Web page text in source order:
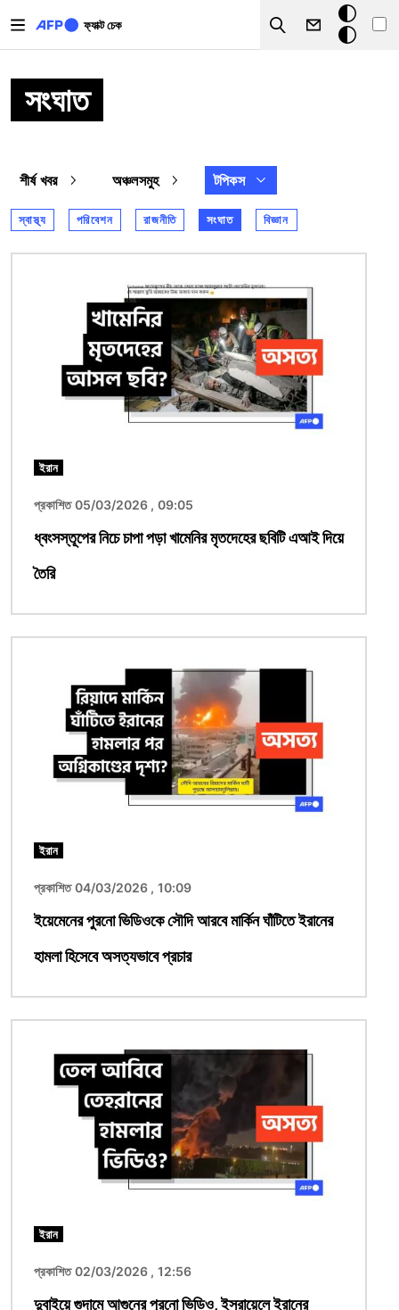
ফ্যাক্ট চেক
Search
ডার্ক
মোড
সংঘাত
শীর্ষ খবর অঞ্চলসমুহ টপিকস
স্বাস্থ্য পরিবেশন রাজনীতি সংঘাত বিজ্ঞান
ইরান
প্রকাশিত 05/03/2026 , 09:05
ধ্বংসস্তূপের নিচে চাপা পড়া খামেনির মৃতদেহের ছবিটি এআই দিয়ে
তৈরি
ইরান
প্রকাশিত 04/03/2026 , 10:09
ইয়েমেনের পুরনো ভিডিওকে সৌদি আরবে মার্কিন ঘাঁটিতে ইরানের
হামলা হিসেবে অসত্যভাবে প্রচার
ইরান
প্রকাশিত 02/03/2026 , 12:56
দুবাইয়ে গুদামে আগুনের পুরনো ভিডিও, ইসরায়েলে ইরানের